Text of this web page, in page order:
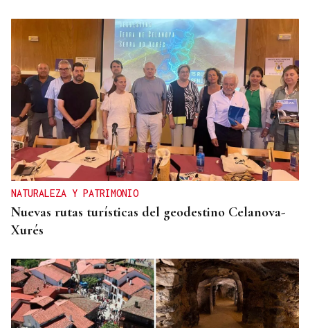
NATURALEZA Y PATRIMONIO
Nuevas rutas turísticas del geodestino Celanova-
Xurés